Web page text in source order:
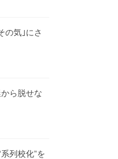
気｣にさ
ら脱せな
列校化”を